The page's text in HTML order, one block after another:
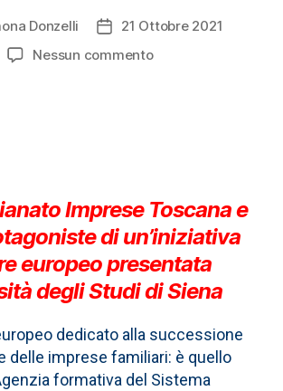
Donzelli
21 Ottobre 2021
Nessun commento
Imprese Toscana e
di un’iniziativa
europeo presentata
degli Studi di Siena
dedicato alla successione
delle imprese familiari: è quello
formativa del Sistema